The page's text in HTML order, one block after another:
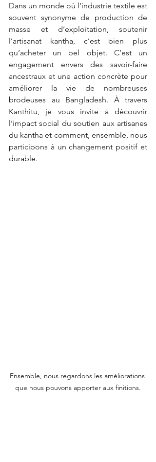
Dans un monde où l’industrie textile est
souvent synonyme de production de
masse et d’exploitation, soutenir
l’artisanat kantha, c’est bien plus
qu’acheter un bel objet. C’est un
engagement envers des savoir-faire
ancestraux et une action concrète pour
améliorer la vie de nombreuses
brodeuses au Bangladesh. À travers
Kanthitu, je vous invite à découvrir
l’impact social du soutien aux artisanes
du kantha et comment, ensemble, nous
participons à un changement positif et
durable.
Ensemble, nous regardons les améliorations
que nous pouvons apporter aux finitions.